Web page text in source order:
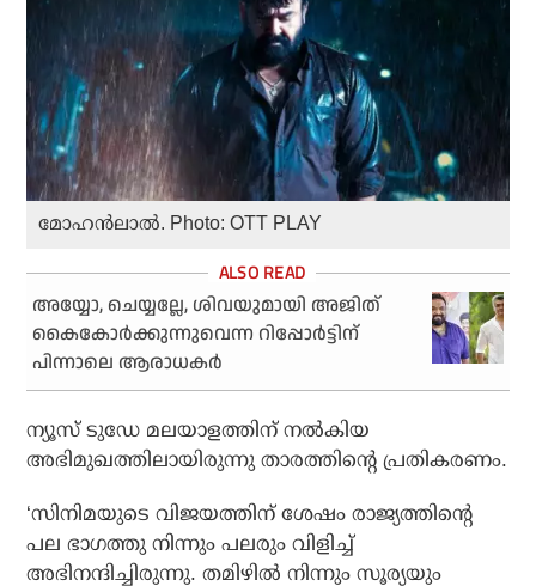
മോഹന്‍ലാല്‍. Photo: OTT PLAY
അയ്യോ, ചെയ്യല്ലേ, ശിവയുമായി അജിത്
കൈകോര്‍ക്കുന്നുവെന്ന റിപ്പോര്‍ട്ടിന്
പിന്നാലെ ആരാധകര്‍
ന്യൂസ് ടുഡേ മലയാളത്തിന് നല്‍കിയ
അഭിമുഖത്തിലായിരുന്നു താരത്തിന്റെ പ്രതികരണം.
‘സിനിമയുടെ വിജയത്തിന് ശേഷം രാജ്യത്തിന്റെ
പല ഭാഗത്തു നിന്നും പലരും വിളിച്ച്
അഭിനന്ദിച്ചിരുന്നു. തമിഴില്‍ നിന്നും സൂര്യയും